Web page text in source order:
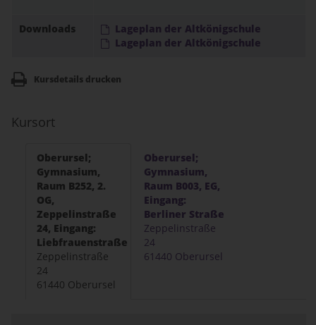
Downloads
Lageplan der Altkönigschule
Lageplan der Altkönigschule
Kursdetails drucken
Kursort
Oberursel;
Gymnasium,
Raum B252, 2.
OG,
Zeppelinstraße
24, Eingang:
Liebfrauenstraße
Zeppelinstraße
24
61440 Oberursel
Oberursel;
Gymnasium,
Raum B003, EG,
Eingang:
Berliner Straße
Zeppelinstraße
24
61440 Oberursel